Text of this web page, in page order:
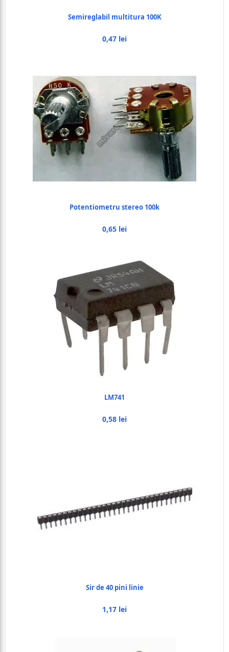
Semireglabil multitura 100K
0,47 lei
Potentiometru stereo 100k
0,65 lei
LM741
0,58 lei
Sir de 40 pini linie
1,17 lei